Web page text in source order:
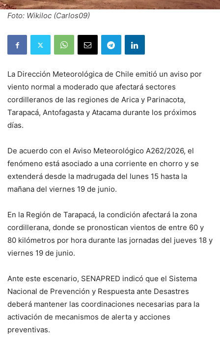
Foto: Wikiloc (Carlos09)
La Dirección Meteorológica de Chile emitió un aviso por
viento normal a moderado que afectará sectores
cordilleranos de las regiones de Arica y Parinacota,
Tarapacá, Antofagasta y Atacama durante los próximos
días.
De acuerdo con el Aviso Meteorológico A262/2026, el
fenómeno está asociado a una corriente en chorro y se
extenderá desde la madrugada del lunes 15 hasta la
mañana del viernes 19 de junio.
En la Región de Tarapacá, la condición afectará la zona
cordillerana, donde se pronostican vientos de entre 60 y
80 kilómetros por hora durante las jornadas del jueves 18 y
viernes 19 de junio.
Ante este escenario, SENAPRED indicó que el Sistema
Nacional de Prevención y Respuesta ante Desastres
deberá mantener las coordinaciones necesarias para la
activación de mecanismos de alerta y acciones
preventivas.